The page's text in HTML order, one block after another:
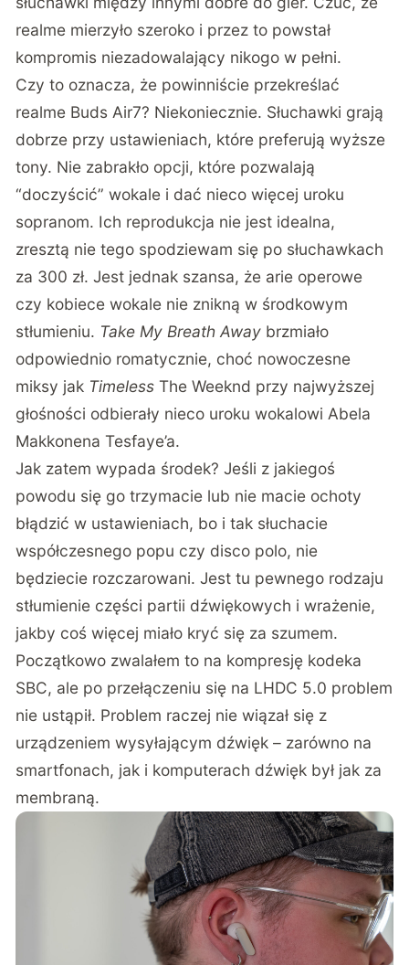
realme mierzyło szeroko i przez to powstał
kompromis niezadowalający nikogo w pełni.
Czy to oznacza, że powinniście przekreślać
realme Buds Air7? Niekoniecznie. Słuchawki grają
dobrze przy ustawieniach, które preferują wyższe
tony. Nie zabrakło opcji, które pozwalają
“doczyścić” wokale i dać nieco więcej uroku
sopranom. Ich reprodukcja nie jest idealna,
zresztą nie tego spodziewam się po słuchawkach
za 300 zł. Jest jednak szansa, że arie operowe
czy kobiece wokale nie znikną w środkowym
stłumieniu. Take My Breath Away brzmiało
odpowiednio romatycznie, choć nowoczesne
miksy jak Timeless The Weeknd przy najwyższej
głośności odbierały nieco uroku wokalowi Abela
Makkonena Tesfaye’a.
Jak zatem wypada środek? Jeśli z jakiegoś
powodu się go trzymacie lub nie macie ochoty
błądzić w ustawieniach, bo i tak słuchacie
współczesnego popu czy disco polo, nie
będziecie rozczarowani. Jest tu pewnego rodzaju
stłumienie części partii dźwiękowych i wrażenie,
jakby coś więcej miało kryć się za szumem.
Początkowo zwalałem to na kompresję kodeka
SBC, ale po przełączeniu się na LHDC 5.0 problem
nie ustąpił. Problem raczej nie wiązał się z
urządzeniem wysyłającym dźwięk – zarówno na
smartfonach, jak i komputerach dźwięk był jak za
membraną.